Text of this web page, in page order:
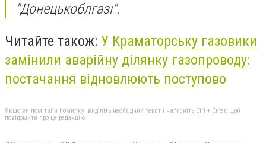
"Донецькоблгазі".
Читайте також: У Краматорську газовики
замінили аварійну ділянку газопроводу:
постачання відновлюють поступово
Якщо ви помітили помилку, виділіть необхідний текст і натисніть Ctrl + Enter, щоб
повідомити про це редакцію